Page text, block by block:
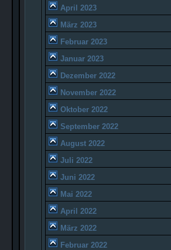
April 2023
März 2023
Februar 2023
Januar 2023
Dezember 2022
November 2022
Oktober 2022
September 2022
August 2022
Juli 2022
Juni 2022
Mai 2022
April 2022
März 2022
Februar 2022